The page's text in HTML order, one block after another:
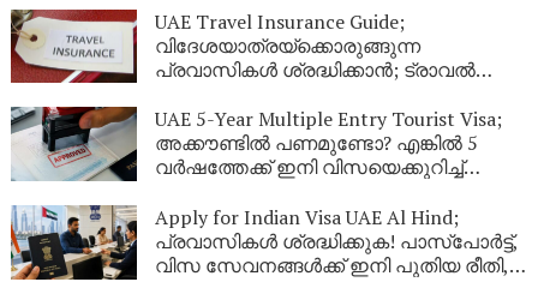
സർവീസുകൾ
UAE Travel Insurance Guide;
വിദേശയാത്രയ്ക്കൊരുങ്ങുന്ന
പ്രവാസികൾ ശ്രദ്ധിക്കാൻ; ട്രാവൽ
കാര്യങ്ങൾ ഉറപ്പുവരുത്തുക
UAE 5-Year Multiple Entry Tourist Visa;
അക്കൗണ്ടിൽ പണമുണ്ടോ? എങ്കിൽ 5
വർഷത്തേക്ക് ഇനി വിസയെക്കുറിച്ച്
കിടിലൻ ഓഫർ പ്രവാസികൾ അറിയാതെ
പോകരുത്
Apply for Indian Visa UAE Al Hind;
പ്രവാസികൾ ശ്രദ്ധിക്കുക! പാസ്‌പോർട്ട്,
വിസ സേവനങ്ങൾക്ക് ഇനി പുതിയ രീതി,